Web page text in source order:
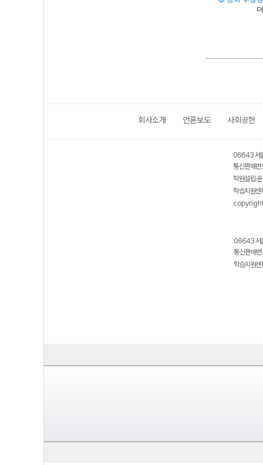
회사소개 언론보도 사회공헌
06643 서
통신판매
학원설립·
학습지원
06643 서
통신판매
학습지원